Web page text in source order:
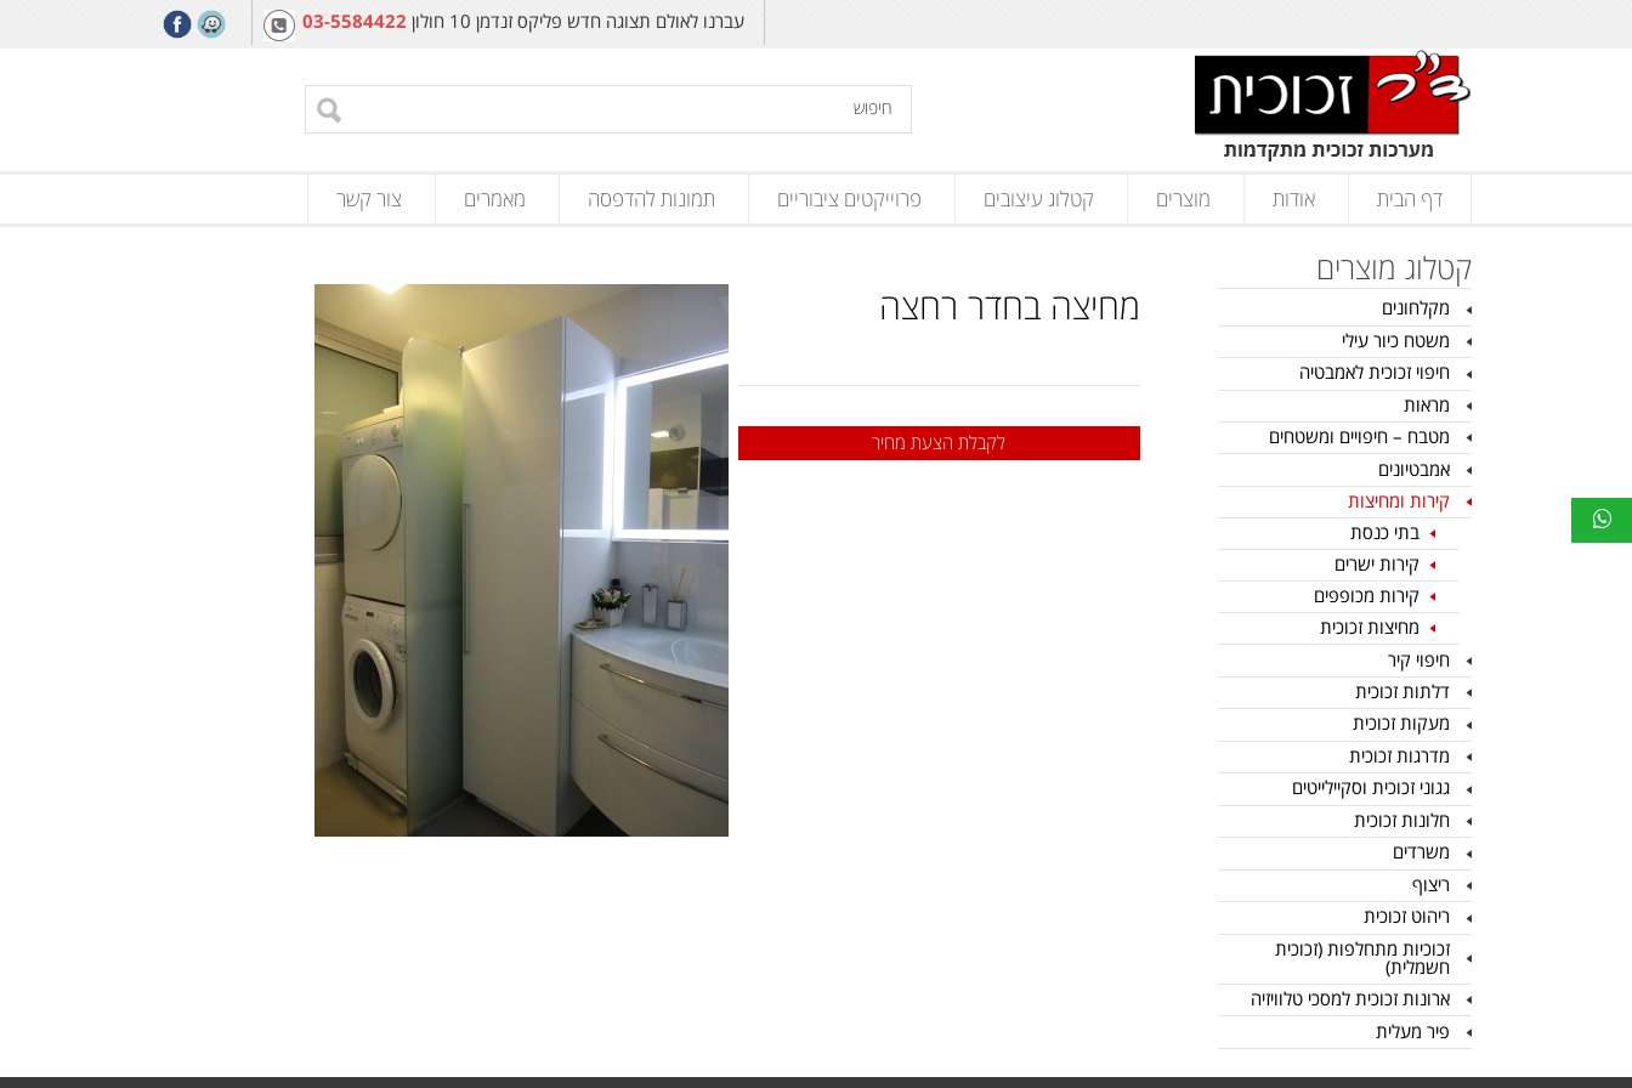
עברנו לאולם תצוגה חדש פליקס זנדמן 10 חולון 03-5584422
דף הבית אודות מוצרים קטלוג עיצובים פרוייקטים ציבוריים תמונות להדפסה מאמרים צור קשר
קטלוג מוצרים
מקלחונים
משטח כיור עילי
חיפוי זכוכית לאמבטיה
מראות
מטבח – חיפויים ומשטחים
אמבטיונים
קירות ומחיצות
בתי כנסת
קירות ישרים
קירות מכופפים
מחיצות זכוכית
חיפוי קיר
דלתות זכוכית
מעקות זכוכית
מדרגות זכוכית
גגוני זכוכית וסקיילייטים
חלונות זכוכית
משרדים
ריצוף
ריהוט זכוכית
זכוכיות מתחלפות (זכוכית
חשמלית)
ארונות זכוכית למסכי טלוויזיה
פיר מעלית
מחיצה בחדר רחצה
לקבלת הצעת מחיר